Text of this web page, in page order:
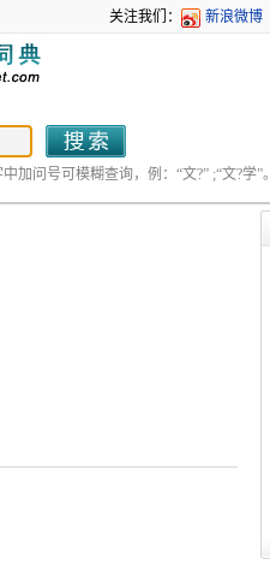
关注我们： 新浪微博
加问号可模糊查询，例：“文?” ;“文?学”。